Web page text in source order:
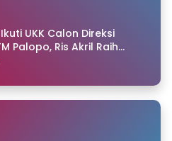
UKK Calon Direksi
Palopo, Ris Akril Raih